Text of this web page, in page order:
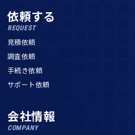
依頼する
REQUEST
見積依頼
調査依頼
手続き依頼
サポート依頼
会社情報
COMPANY